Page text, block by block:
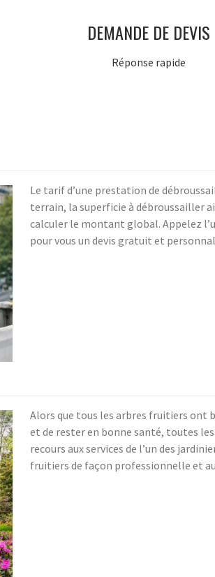
DEMANDE DE DEVIS
Réponse rapide
Le tarif d’une prestation de
terrain, la superficie à débroussailler
calculer le montant global. Appelez
pour vous un devis gratuit et
Alors que tous les arbres fruitiers ont
et de rester en bonne santé, toutes
recours aux services de l’un des
fruitiers de façon professionnelle et